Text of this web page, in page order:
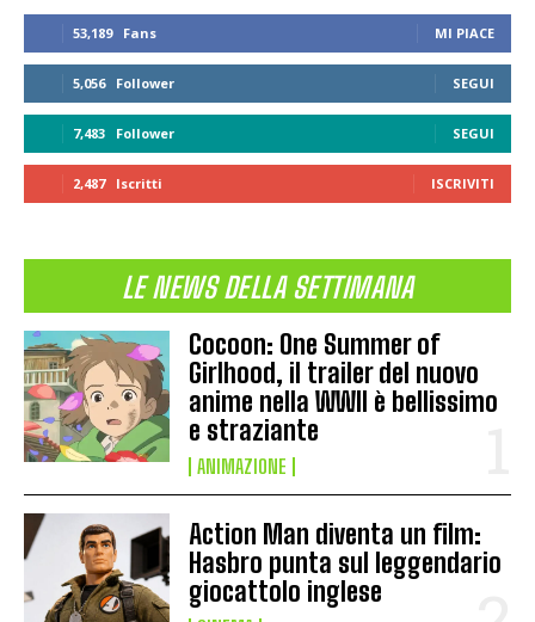
53,189 Fans MI PIACE
5,056 Follower SEGUI
7,483 Follower SEGUI
2,487 Iscritti ISCRIVITI
LE NEWS DELLA SETTIMANA
Cocoon: One Summer of
Girlhood, il trailer del nuovo
anime nella WWII è bellissimo
e straziante
ANIMAZIONE
Action Man diventa un film:
Hasbro punta sul leggendario
giocattolo inglese